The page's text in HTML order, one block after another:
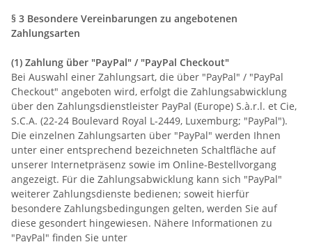
§ 3 Besondere Vereinbarungen zu angebotenen
Zahlungsarten
(1) Zahlung über "PayPal" / "PayPal Checkout"
Bei Auswahl einer Zahlungsart, die über "PayPal" / "PayPal
Checkout" angeboten wird, erfolgt die Zahlungsabwicklung
über den Zahlungsdienstleister PayPal (Europe) S.à.r.l. et Cie,
S.C.A. (22-24 Boulevard Royal L-2449, Luxemburg; "PayPal").
Die einzelnen Zahlungsarten über "PayPal" werden Ihnen
unter einer entsprechend bezeichneten Schaltfläche auf
unserer Internetpräsenz sowie im Online-Bestellvorgang
angezeigt. Für die Zahlungsabwicklung kann sich "PayPal"
weiterer Zahlungsdienste bedienen; soweit hierfür
besondere Zahlungsbedingungen gelten, werden Sie auf
diese gesondert hingewiesen. Nähere Informationen zu
"PayPal" finden Sie unter